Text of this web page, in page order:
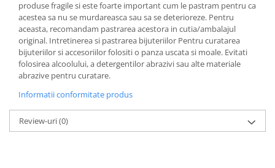
produse fragile si este foarte important cum le pastram pentru ca
acestea sa nu se murdareasca sau sa se deterioreze. Pentru
aceasta, recomandam pastrarea acestora in cutia/ambalajul
original. Intretinerea si pastrarea bijuteriilor Pentru curatarea
bijuteriilor si accesoriilor folositi o panza uscata si moale. Evitati
folosirea alcoolului, a detergentilor abrazivi sau alte materiale
abrazive pentru curatare.
Informatii conformitate produs
Review-uri(0)